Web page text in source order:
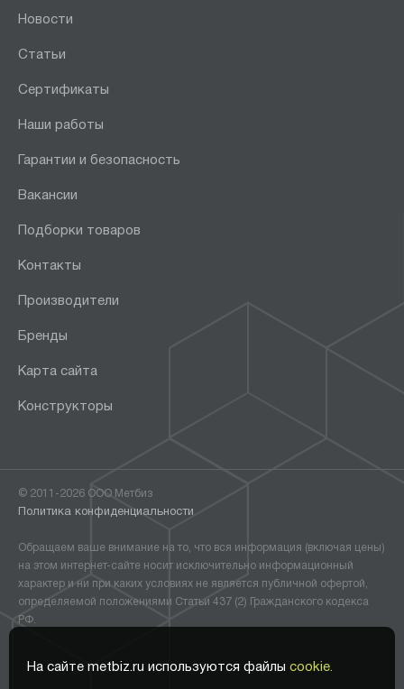
На сайте metbiz.ru используются файлы cookie.
Новости
Статьи
Сертификаты
Наши работы
Гарантии и безопасность
Вакансии
Подборки товаров
Контакты
Производители
Бренды
Карта сайта
Конструкторы
© 2011-2026 ООО Метбиз
Политика конфиденциальности
Обращаем ваше внимание на то, что вся информация (включая цены)
на этом интернет-сайте носит исключительно информационный
характер и ни при каких условиях не является публичной офертой,
определяемой положениями Статьи 437 (2) Гражданского кодекса
РФ.